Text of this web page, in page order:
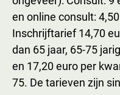
en online consult:
Inschrijftarief 14,70
dan 65 jaar, 65-75
en 17,20 euro per
75. De tarieven zijn